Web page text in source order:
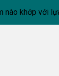
nào khớp với